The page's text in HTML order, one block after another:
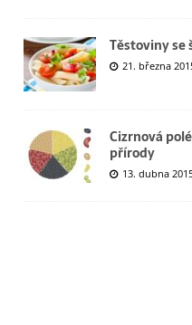
Těstoviny se
21. března
Cizrnová
přírody
13. dubna